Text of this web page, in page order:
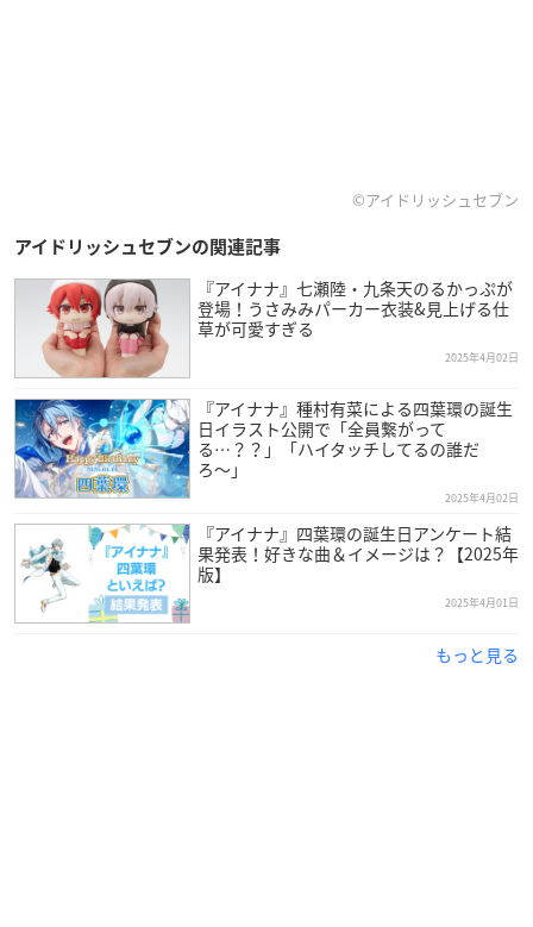
©アイドリッシュセブン
アイドリッシュセブンの関連記事
『アイナナ』七瀬陸・九条天のるかっぷが
登場！うさみみパーカー衣装&見上げる仕
草が可愛すぎる
2025年4月02日
『アイナナ』種村有菜による四葉環の誕生
日イラスト公開で「全員繋がって
る…？？」「ハイタッチしてるの誰だ
ろ〜」
2025年4月02日
『アイナナ』四葉環の誕生日アンケート結
果発表！好きな曲＆イメージは？【2025年
版】
2025年4月01日
もっと見る